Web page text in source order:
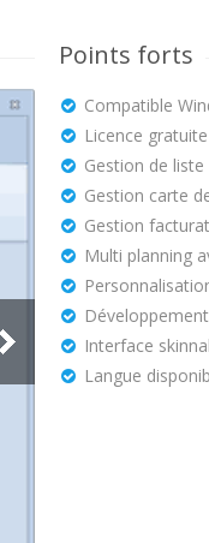
Points forts
Compatible
Licence
Gestion de
Gestion carte
Gestion
Multi planning
Interface
Langue